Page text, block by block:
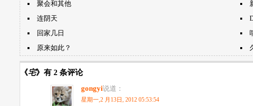
聚会和其他
连阴天
回家几日
原来如此？
《宅》有 2 条评论
gongyi说道：
星期一,2 月13日, 2012 05:53:54